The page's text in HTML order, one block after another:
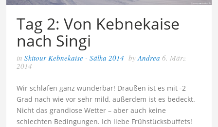
Tag 2: Von Kebnekaise
nach Singi
inSkitour Kebnekaise - Sälka 2014 byAndrea 6. März
2014
Wir schlafen ganz wunderbar! Draußen ist es mit -2
Grad nach wie vor sehr mild, außerdem ist es bedeckt.
Nicht das grandiose Wetter – aber auch keine
schlechten Bedingungen. Ich liebe Frühstücksbuffets!